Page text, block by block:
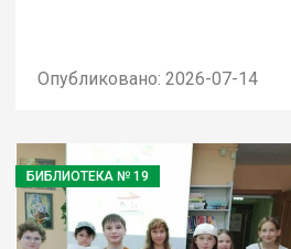
Опубликовано: 2026-07-14
БИБЛИОТЕКА № 19